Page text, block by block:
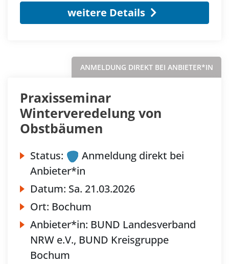
weitere Details
ANMELDUNG DIREKT BEI ANBIETER*IN
Praxisseminar
Winterveredelung von
Obstbäumen
Status:
Anmeldung direkt bei
Anbieter*in
Datum: Sa. 21.03.2026
Ort: Bochum
Anbieter*in: BUND Landesverband
NRW e.V., BUND Kreisgruppe
Bochum